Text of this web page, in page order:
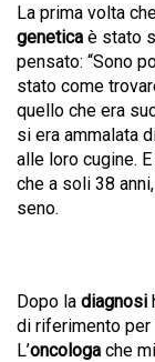
La prima volta
genetica è stato
pensato: “Sono
stato come
quello che era
si era ammalata
alle loro cugine.
che a soli 38
seno.
Dopo la diagnosi
di riferimento per
L’oncologa che